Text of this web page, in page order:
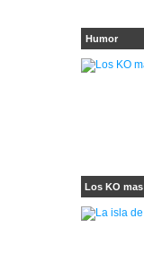
Humor
Los KO